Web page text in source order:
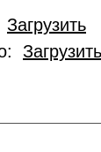
Загрузить
Загрузить